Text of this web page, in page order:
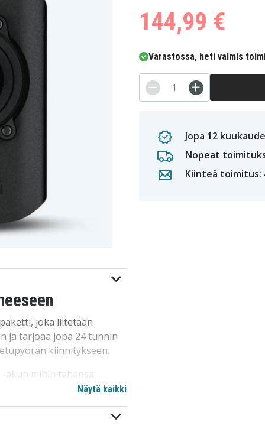
144,99 €
Varastossa, heti valmis
Jopa 12
Nopeat
Kiinteä toimitus:
joka liitetään
ja tarjoaa jopa 24 tunnin
kiinnitykseen.
akun mihin tahansa
lukien lisävarusteet ja
Näytä kaikki